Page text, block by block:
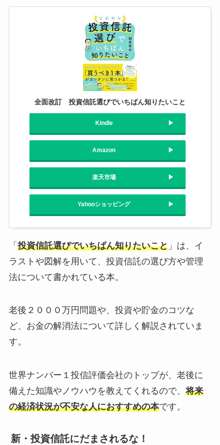
全面改訂 投資信託選びでいちばん知りたいこと
Kindle
Amazon
楽天市場
Yahooショッピング
「 投資信託選びでいちばん知りたいこと」は、イ
ラストや図解を用いて、投資信託の選び方や管理
法について書かれている本。
老後２０００万円問題や、投資や貯金のコツな
ど、お金の解消法について詳しく解説されていま
す。
世界ナンバー１投信評価会社のトップが、老後に
備えた知識やノウハウを教えてくれるので、 将来
の経済状況が不安な人におすすめの本です。
新・投資信託にだまされるな！